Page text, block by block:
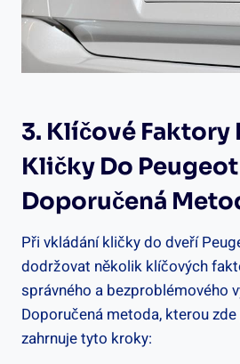
3. Klíčové Faktory
Kličky Do
Doporučená
Při vkládání kličky do⁤ dveří
⁣dodržovat několik klíčových
správného a bezproblémového
Doporučená metoda, kterou
zahrnuje ‍tyto kroky: